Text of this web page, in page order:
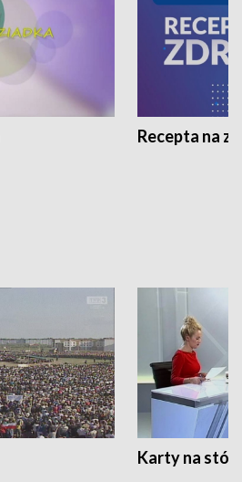
Recepta na
Karty na